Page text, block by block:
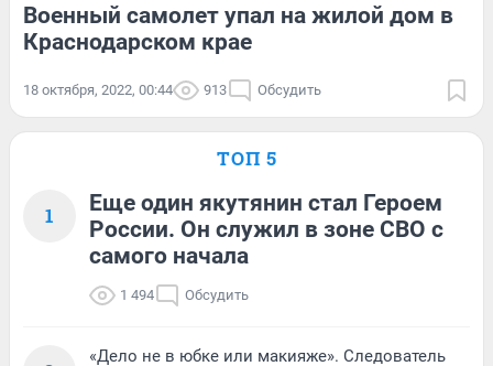
Военный самолет упал на жилой дом в
Краснодарском крае
18 октября, 2022, 00:44 913 Обсудить
ТОП 5
1
Еще один якутянин стал Героем
России. Он служил в зоне СВО с
самого начала
1 494 Обсудить
«Дело не в юбке или макияже». Следователь